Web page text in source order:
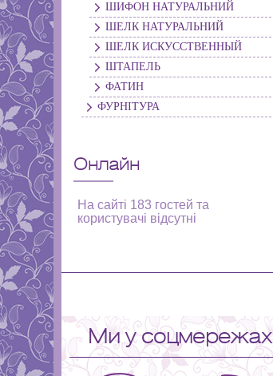
ШИФОН НАТУРАЛЬНИЙ
ШЕЛК НАТУРАЛЬНИЙ
ШЕЛК ИСКУССТВЕННЫЙ
ШТАПЕЛЬ
ФАТИН
ФУРНІТУРА
Онлайн
На сайті 183 гостей та
користувачі відсутні
Ми у соцмережах